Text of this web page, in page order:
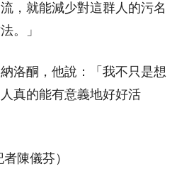
，就能減少對這群人的污名
。」
洛酮，他說：「我不只是想
真的能有意義地好好活
陳儀芬）